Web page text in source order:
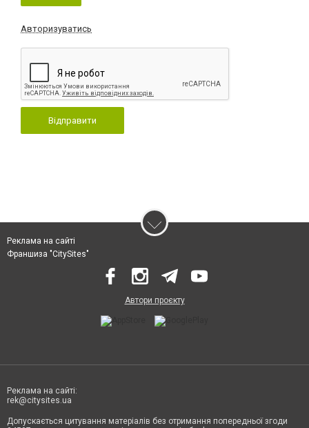
Авторизуватись
Відправити
Реклама на сайті
Франшиза "CitySites"
Автори проєкту
Реклама на сайті:
rek@citysites.ua
Допускається цитування матеріалів без отримання попередньої згоди